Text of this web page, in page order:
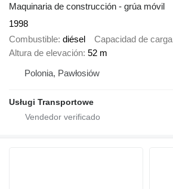
Maquinaria de construcción - grúa móvil
1998
Combustible diésel Capacidad de carga
Altura de elevación 52 m
Polonia, Pawłosiów
Usługi Transportowe